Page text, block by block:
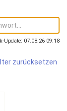
Update: 07.08.26 09:18
zurücksetzen